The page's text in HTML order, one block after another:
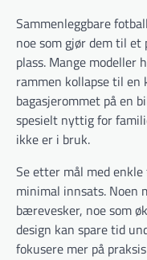
Sammenleggbare
noe som gjør dem til
plass. Mange modeller
rammen kollapse til en
bagasjerommet på en
spesielt nyttig for
ikke er i bruk.
Se etter mål med
minimal innsats. Noen
bærevesker, noe som
design kan spare tid
fokusere mer på